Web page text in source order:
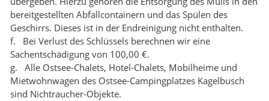
bereitgestellten Abfallcontainern und das Spülen des
Geschirrs. Dieses ist in der Endreinigung nicht enthalten.
f. Bei Verlust des Schlüssels berechnen wir eine
Sachentschädigung von 100,00 €.
g. Alle Ostsee-Chalets, Hotel-Chalets, Mobilheime und
Mietwohnwagen des Ostsee-Campingplatzes Kagelbusch
sind Nichtraucher-Objekte.